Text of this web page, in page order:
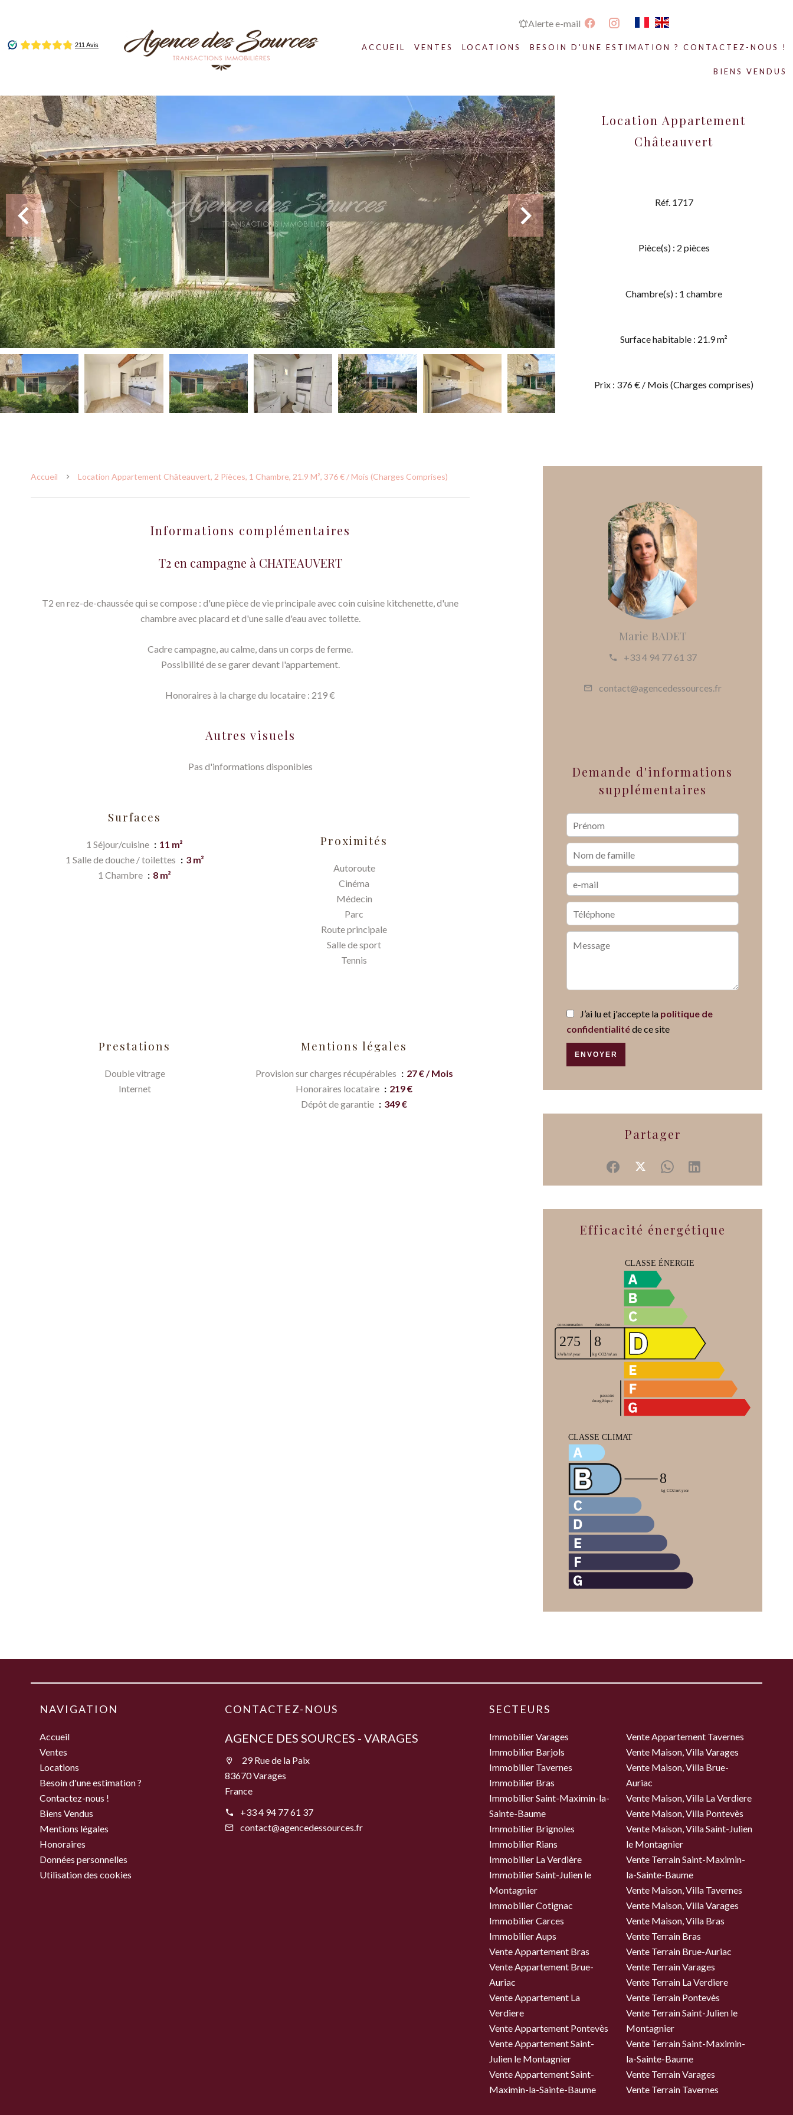
Alerte e-mail
ACCUEIL VENTES LOCATIONS BESOIN D'UNE ESTIMATION ? CONTACTEZ-NOUS !
BIENS VENDUS
Location Appartement
Châteauvert
Réf. 1717
Pièce(s) : 2 pièces
Chambre(s) : 1 chambre
Surface habitable : 21.9 m²
Prix : 376 € / Mois (Charges comprises)
Accueil Location Appartement Châteauvert, 2 Pièces, 1 Chambre, 21.9 M², 376 € / Mois (Charges Comprises)
Informations complémentaires
T2 en campagne à CHATEAUVERT
T2 en rez-de-chaussée qui se compose : d'une pièce de vie principale avec coin cuisine kitchenette, d'une
chambre avec placard et d'une salle d'eau avec toilette.
Cadre campagne, au calme, dans un corps de ferme.
Possibilité de se garer devant l'appartement.
Honoraires à la charge du locataire : 219 €
Autres visuels
Pas d'informations disponibles
Surfaces
1 Séjour/cuisine
11 m²
1 Salle de douche / toilettes
3 m²
1 Chambre
8 m²
Proximités
Autoroute
Cinéma
Médecin
Parc
Route principale
Salle de sport
Tennis
Prestations
Double vitrage
Internet
Mentions légales
Provision sur charges récupérables
27 € / Mois
Honoraires locataire
219 €
Dépôt de garantie
349 €
Marie BADET
+33 4 94 77 61 37
contact@agencedessources.fr
Demande d'informations
supplémentaires
J’ai lu et j'accepte la politique de
confidentialitéde ce site
ENVOYER
Partager
Efficacité énergétique
NAVIGATION
Accueil
Ventes
Locations
Besoin d'une estimation ?
Contactez-nous !
Biens Vendus
Mentions légales
Honoraires
Données personnelles
Utilisation des cookies
CONTACTEZ-NOUS
AGENCE DES SOURCES - VARAGES
29 Rue de la Paix
83670 Varages
France
+33 4 94 77 61 37
contact@agencedessources.fr
SECTEURS
Immobilier Varages
Immobilier Barjols
Immobilier Tavernes
Immobilier Bras
Immobilier Saint-Maximin-la-
Sainte-Baume
Immobilier Brignoles
Immobilier Rians
Immobilier La Verdière
Immobilier Saint-Julien le
Montagnier
Immobilier Cotignac
Immobilier Carces
Immobilier Aups
Vente Appartement Bras
Vente Appartement Brue-
Auriac
Vente Appartement La
Verdiere
Vente Appartement Pontevès
Vente Appartement Saint-
Julien le Montagnier
Vente Appartement Saint-
Maximin-la-Sainte-Baume
Vente Appartement Tavernes
Vente Maison, Villa Varages
Vente Maison, Villa Brue-
Auriac
Vente Maison, Villa La Verdiere
Vente Maison, Villa Pontevès
Vente Maison, Villa Saint-Julien
le Montagnier
Vente Terrain Saint-Maximin-
la-Sainte-Baume
Vente Maison, Villa Tavernes
Vente Maison, Villa Varages
Vente Maison, Villa Bras
Vente Terrain Bras
Vente Terrain Brue-Auriac
Vente Terrain Varages
Vente Terrain La Verdiere
Vente Terrain Pontevès
Vente Terrain Saint-Julien le
Montagnier
Vente Terrain Saint-Maximin-
la-Sainte-Baume
Vente Terrain Varages
Vente Terrain Tavernes